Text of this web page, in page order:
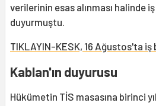
verilerinin esas alınması halinde iş
duyurmuştu.
TIKLAYIN-KESK, 16 Ağustos'ta iş
Kablan'ın duyurusu
Hükümetin TİS masasına birinci